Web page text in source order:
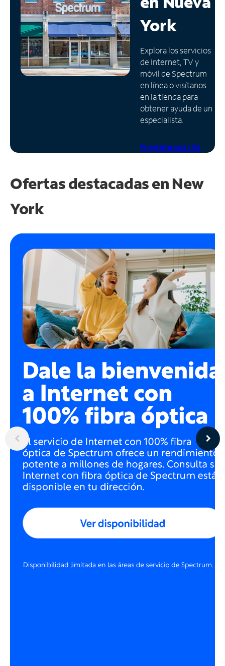
Administrar
cuenta
Encuentra
una
tienda
York
Explora los servicios
de Internet, TV y
móvil de Spectrum
en línea o visítanos
en la tienda para
obtener ayuda de un
especialista.
Programa una cita
Ofertas destacadas en New
York